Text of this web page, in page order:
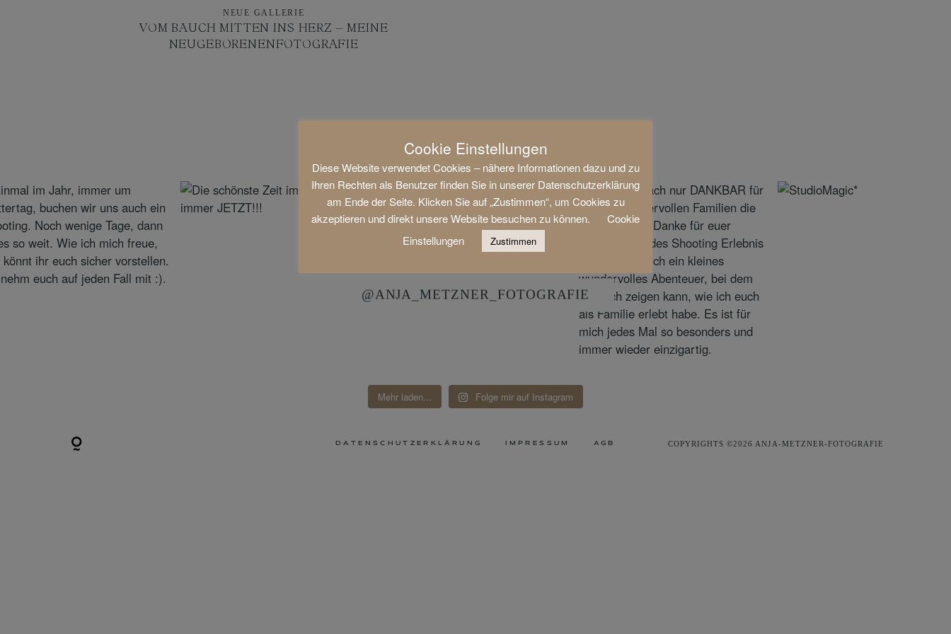
NEUE GALLERIE
VOM BAUCH MITTEN INS HERZ – MEINE
NEUGEBORENENFOTOGRAFIE
@ANJA_METZNER_FOTOGRAFIE
Mehr laden... Folge mir auf Instagram
DATENSCHUTZERKLÄRUNG IMPRESSUM AGB COPYRIGHTS ©2026 ANJA-METZNER-FOTOGRAFIE
Cookie Einstellungen
Diese Website verwendet Cookies – nähere Informationen dazu und zu
Ihren Rechten als Benutzer finden Sie in unserer Datenschutzerklärung
am Ende der Seite. Klicken Sie auf „Zustimmen“, um Cookies zu
akzeptieren und direkt unsere Website besuchen zu können.
Cookie
Einstellungen
Zustimmen